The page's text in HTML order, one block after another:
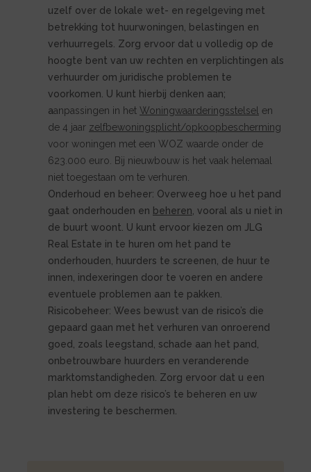
uzelf over de lokale wet- en regelgeving met
betrekking tot huurwoningen, belastingen en
verhuurregels. Zorg ervoor dat u volledig op de
hoogte bent van uw rechten en verplichtingen als
verhuurder om juridische problemen te
voorkomen. U kunt hierbij denken aan;
aanpassingen in het Woningwaarderingsstelsel en
de 4 jaar zelfbewoningsplicht/opkoopbescherming
voor woningen met een WOZ waarde onder de
623.000 euro. Bij nieuwbouw is het vaak helemaal
niet toegestaan om te verhuren.
Onderhoud en beheer: Overweeg hoe u het pand
gaat onderhouden en beheren , vooral als u niet in
de buurt woont. U kunt ervoor kiezen om JLG
Real Estate in te huren om het pand te
onderhouden, huurders te screenen, de huur te
innen, indexeringen door te voeren en andere
eventuele problemen aan te pakken.
Risicobeheer: Wees bewust van de risico’s die
gepaard gaan met het verhuren van onroerend
goed, zoals leegstand, schade aan het pand,
onbetrouwbare huurders en veranderende
marktomstandigheden. Zorg ervoor dat u een
plan hebt om deze risico’s te beheren en uw
investering te beschermen.